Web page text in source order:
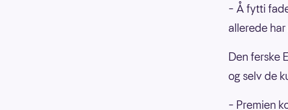
– Å fytti
allerede har
Den ferske
og selv de
– Premien